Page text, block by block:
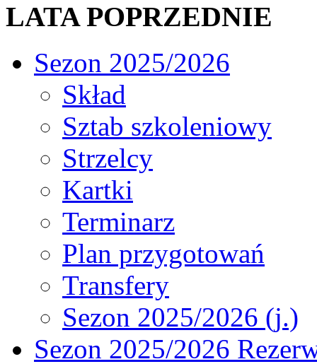
LATA POPRZEDNIE
Sezon 2025/2026
Skład
Sztab szkoleniowy
Strzelcy
Kartki
Terminarz
Plan przygotowań
Transfery
Sezon 2025/2026 (j.)
Sezon 2025/2026